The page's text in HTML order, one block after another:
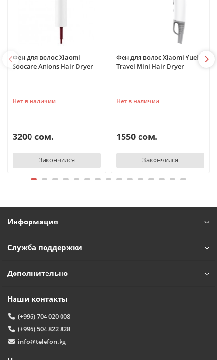
Фен для волос Xiaomi
Soocare Anions Hair Dryer
Нет в наличии
3200 сом.
Закончился
Фен для волос Xiaomi YueLi
Travel Mini Hair Dryer
Нет в наличии
1550 сом.
Закончился
Информация
Служба поддержки
Дополнительно
Наши контакты
(+996) 704 020 008
(+996) 504 822 828
info@telefon.kg
А Агент (базовый)
А
Здравствуйте! 👋